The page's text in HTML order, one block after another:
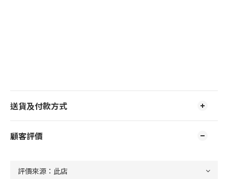
送貨及付款方式
顧客評價